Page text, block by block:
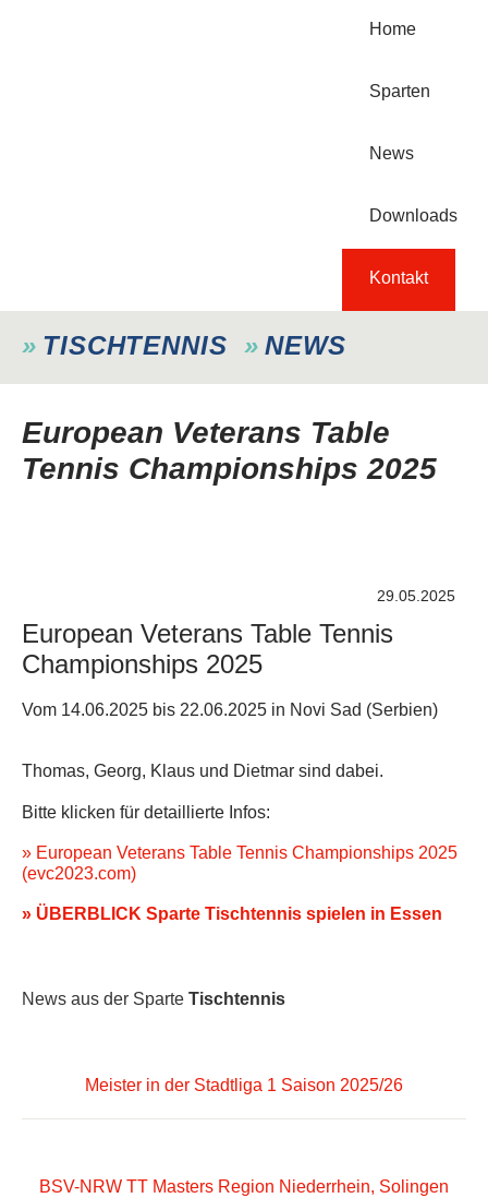
Home
Sparten
News
Downloads
Kontakt
TISCHTENNIS NEWS
European Veterans Table
Tennis Championships 2025
29.05.2025
European Veterans Table Tennis
Championships 2025
Vom 14.06.2025 bis 22.06.2025 in Novi Sad (Serbien)
Thomas, Georg, Klaus und Dietmar sind dabei.
Bitte klicken für detaillierte Infos:
» European Veterans Table Tennis Championships 2025
(evc2023.com)
» ÜBERBLICK Sparte Tischtennis spielen in Essen
News aus der Sparte Tischtennis
Meister in der Stadtliga 1 Saison 2025/26
BSV-NRW TT Masters Region Niederrhein, Solingen